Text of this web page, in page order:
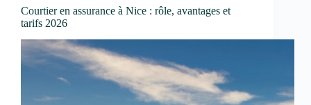
Courtier en assurance à Nice : rôle, avantages et
tarifs 2026